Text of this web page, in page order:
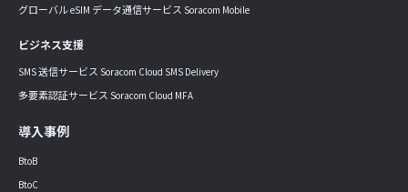
グローバル eSIM データ通信サービス Soracom Mobile
ビジネス支援
SMS 送信サービス Soracom Cloud SMS Delivery
多要素認証サービス Soracom Cloud MFA
導入事例
BtoB
BtoC